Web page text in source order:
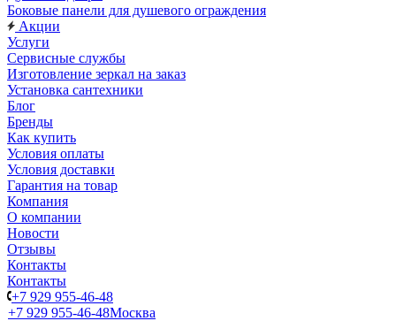
Боковые панели для душевого ограждения
Акции
Услуги
Сервисные службы
Изготовление зеркал на заказ
Установка сантехники
Блог
Бренды
Как купить
Условия оплаты
Условия доставки
Гарантия на товар
Компания
О компании
Новости
Отзывы
Контакты
Контакты
+7 929 955-46-48
+7 929 955-46-48Москва